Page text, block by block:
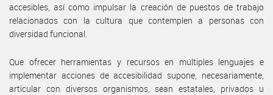
accesibles, así como impulsar la creación de puestos de trabajo
relacionados con la cultura que contemplen a personas con
diversidad funcional.
Que ofrecer herramientas y recursos en múltiples lenguajes e
implementar acciones de accesibilidad supone, necesariamente,
articular con diversos organismos, sean estatales, privados u